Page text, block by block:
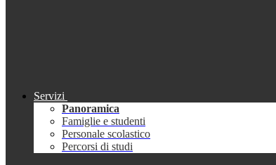
Servizi
Panoramica
Famiglie e studenti
Personale scolastico
Percorsi di studi